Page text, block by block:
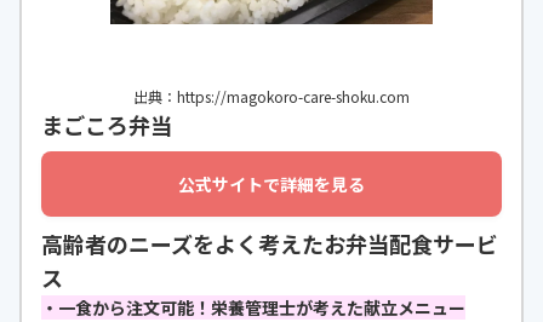
出典：https://magokoro-care-shoku.com
まごころ弁当
公式サイトで詳細を見る
高齢者のニーズをよく考えたお弁当配食サービ
ス
・一食から注文可能！栄養管理士が考えた献立メニュー